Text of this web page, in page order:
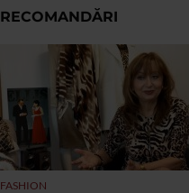
RECOMANDĂRI
FASHION